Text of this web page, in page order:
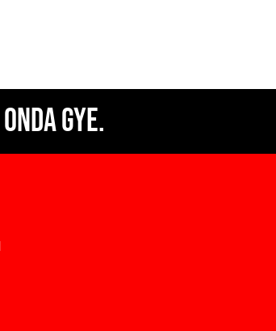
Gye.